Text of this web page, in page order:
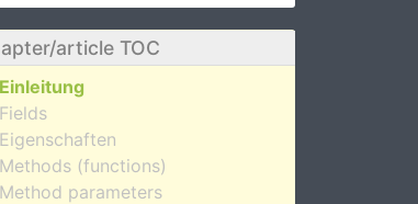
article TOC
Einleitung
Fields
Eigenschaften
Methods (functions)
Method parameters